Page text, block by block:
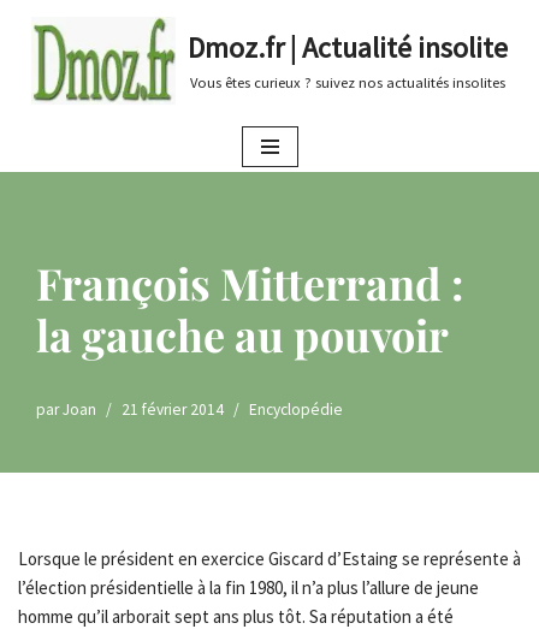
au
Dmoz.fr | Actualité insolite
Vous êtes curieux ? suivez nos actualités insolites
François Mitterrand :
la gauche au pouvoir
parJoan 21 février 2014 Encyclopédie
Lorsque le président en exercice Giscard d’Estaing se représente à
l’élection présidentielle à la fin 1980, il n’a plus l’allure de jeune
homme qu’il arborait sept ans plus tôt. Sa réputation a été